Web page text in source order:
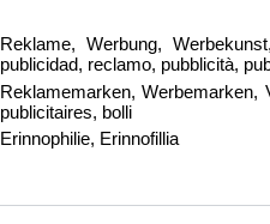
Reklame, Werbung,
publicidad, reclamo, pubblicità,
Reklamemarken, Werbemarken,
publicitaires, bolli
Erinnophilie, Erinnofillia